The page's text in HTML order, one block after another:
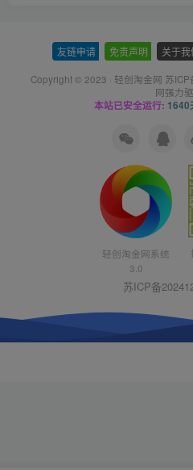
友链申请 免责声明 关于我
Copyright © 2023 · 轻创淘金网 苏
网强力
本站已安全运行: 1640
轻创淘金网系统
3.0
苏ICP备